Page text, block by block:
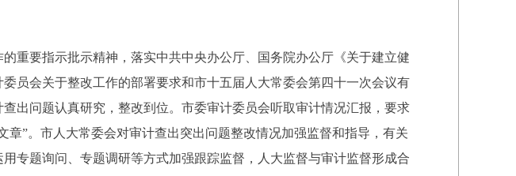
重要指示批示精神，落实中共中央办公厅、国务院办公厅《关于建立健
员会关于整改工作的部署要求和市十五届人大常委会第四十一次会议有
出问题认真研究，整改到位。市委审计委员会听取审计情况汇报，要求
”。市人大常委会对审计查出突出问题整改情况加强监督和指导，有关
专题询问、专题调研等方式加强跟踪监督，人大监督与审计监督形成合